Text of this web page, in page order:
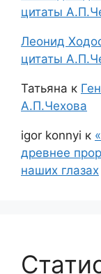
цитаты
Леонид
цитаты
Татьяна к
А.П.Чехова
igor konnyi к
древнее
наших глазах